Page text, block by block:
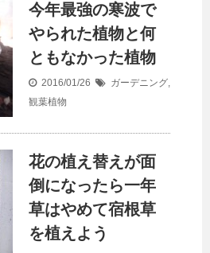
今年最強の寒波で
やられた植物と何
ともなかった植物
2016/01/26 ガーデニング,
観葉植物
花の植え替えが面
倒になったら一年
草はやめて宿根草
を植えよう